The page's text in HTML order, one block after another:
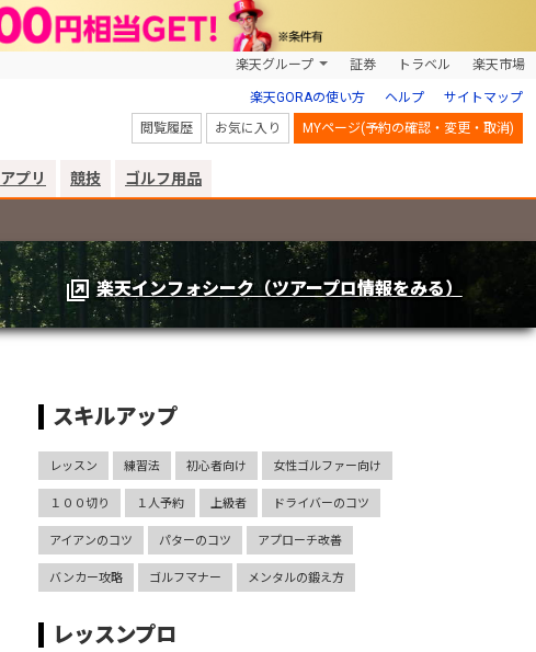
楽天グループ 証券 トラベル 楽天市場
楽天GORAの使い方 ヘルプ サイトマップ
閲覧履歴 お気に入り MYページ(予約の確認・変更・取消)
アプリ 競技 ゴルフ用品
楽天インフォシーク（ツアープロ情報をみる）
スキルアップ
レッスン 練習法 初心者向け 女性ゴルファー向け
１００切り １人予約 上級者 ドライバーのコツ
アイアンのコツ パターのコツ アプローチ改善
バンカー攻略 ゴルフマナー メンタルの鍛え方
レッスンプロ